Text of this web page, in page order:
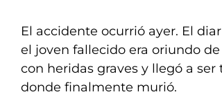
El accidente ocurrió ayer. El
el joven fallecido era oriundo
con heridas graves y llegó a
donde finalmente murió.